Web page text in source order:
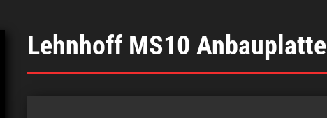
Lehnhoff MS10 Anbauplatte